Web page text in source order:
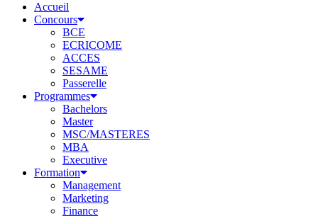
Accueil
Concours
BCE
ECRICOME
ACCES
SESAME
Passerelle
Programmes
Bachelors
Master
MSC/MASTERES
MBA
Executive
Formation
Management
Marketing
Finance